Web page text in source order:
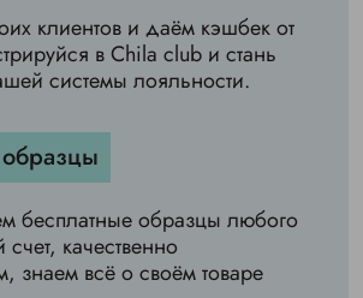
клиентов и даём кэшбек от
в Chila club и стань
системы лояльности.
бесплатные образцы любого
счет, качественно
знаем всё о своём товаре